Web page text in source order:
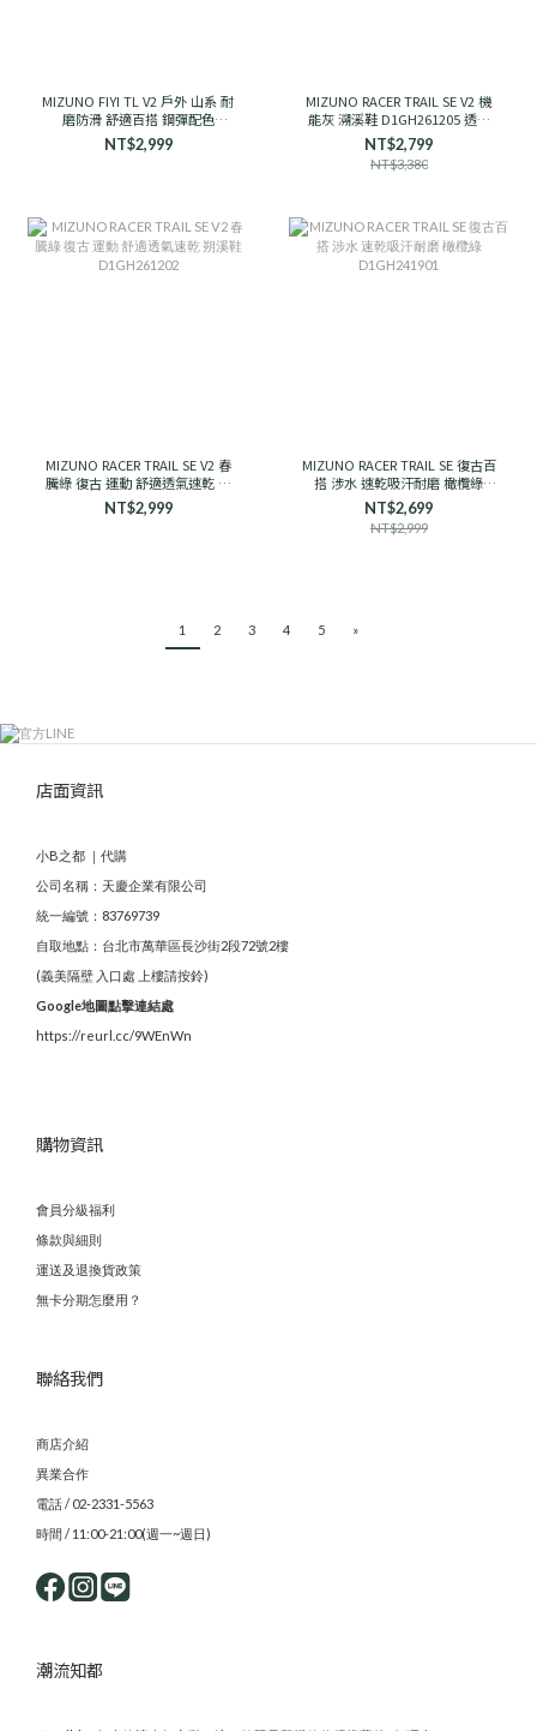
MIZUNO FIYI TL V2 戶外 山系 耐
磨防滑 舒適百搭 鋼彈配色
D1GH251910 男女款
NT$2,999
MIZUNO RACER TRAIL SE V2 機
能灰 溯溪鞋 D1GH261205 透氣
支撐
NT$2,799
NT$3,380
MIZUNO RACER TRAIL SE V2 春
騰綠 復古 運動 舒適透氣速乾 朔
溪鞋 D1GH261202
NT$2,999
MIZUNO RACER TRAIL SE 復古百
搭 涉水 速乾吸汗耐磨 橄欖綠
D1GH241901
NT$2,699
NT$2,999
1 2 3 4 5 »
店面資訊
小B之都 ｜代購
公司名稱：天慶企業有限公司
統一編號：83769739
自取地點：台北市萬華區長沙街2段72號2樓
(義美隔壁 入口處 上樓請按鈴)
Google地圖點擊連結處
https://reurl.cc/9WEnWn
購物資訊
會員分級福利
條款與細則
運送及退換貨政策
無卡分期怎麼用？
聯絡我們
商店介紹
異業合作
電話 / 02-2331-5563
時間 / 11:00-21:00(週一~週日)
潮流知都